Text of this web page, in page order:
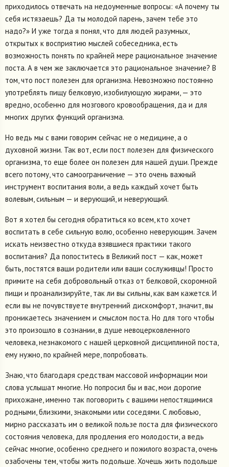
приходилось отвечать на недоуменные вопросы: «А почему ты
себя истязаешь? Да ты молодой парень, зачем тебе это
надо?» И уже тогда я понял, что для людей разумных,
открытых к восприятию мыслей собеседника, есть
возможность понять по крайней мере рациональное значение
поста. А в чем же заключается это рациональное значение? В
том, что пост полезен для организма. Невозможно постоянно
употреблять пищу белковую, изобилующую жирами, — это
вредно, особенно для мозгового кровообращения, да и для
многих других функций организма.
Но ведь мы с вами говорим сейчас не о медицине, а о
духовной жизни. Так вот, если пост полезен для физического
организма, то еще более он полезен для нашей души. Прежде
всего потому, что самоограничение — это очень важный
инструмент воспитания воли, а ведь каждый хочет быть
волевым, сильным — и верующий, и неверующий.
Вот я хотел бы сегодня обратиться ко всем, кто хочет
воспитать в себе сильную волю, особенно неверующим. Зачем
искать неизвестно откуда взявшиеся практики такого
воспитания? Да попоститесь в Великий пост — как, может
быть, постятся ваши родители или ваши сослуживцы! Просто
примите на себя добровольный отказ от белковой, скоромной
пищи и проанализируйте, так ли вы сильны, как вам кажется. И
если вы не почувствуете внутренний дискомфорт, значит, вы
проникаетесь значением и смыслом поста. Но для того чтобы
это произошло в сознании, в душе невоцерковленного
человека, незнакомого с нашей церковной дисциплиной поста,
ему нужно, по крайней мере, попробовать.
Знаю, что благодаря средствам массовой информации мои
слова услышат многие. Но попросил бы и вас, мои дорогие
прихожане, именно так поговорить с вашими непостящимися
родными, близкими, знакомыми или соседями. С любовью,
мирно рассказать им о великой пользе поста для физического
состояния человека, для продления его молодости, а ведь
сейчас многие, особенно среднего и пожилого возраста, очень
озабочены тем, чтобы жить подольше. Хочешь жить подольше